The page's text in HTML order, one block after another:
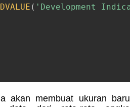
( 'Development
akan membuat ukuran baru